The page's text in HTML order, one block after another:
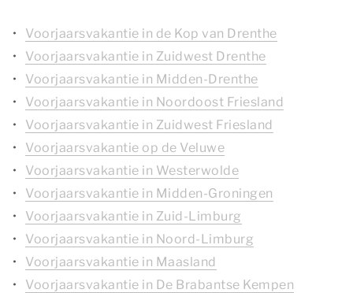
Voorjaarsvakantie in de Kop van Drenthe
Voorjaarsvakantie in Zuidwest Drenthe
Voorjaarsvakantie in Midden-Drenthe
Voorjaarsvakantie in Noordoost Friesland
Voorjaarsvakantie in Zuidwest Friesland
Voorjaarsvakantie op de Veluwe
Voorjaarsvakantie in Westerwolde
Voorjaarsvakantie in Midden-Groningen
Voorjaarsvakantie in Zuid-Limburg
Voorjaarsvakantie in Noord-Limburg
Voorjaarsvakantie in Maasland
Voorjaarsvakantie in De Brabantse Kempen